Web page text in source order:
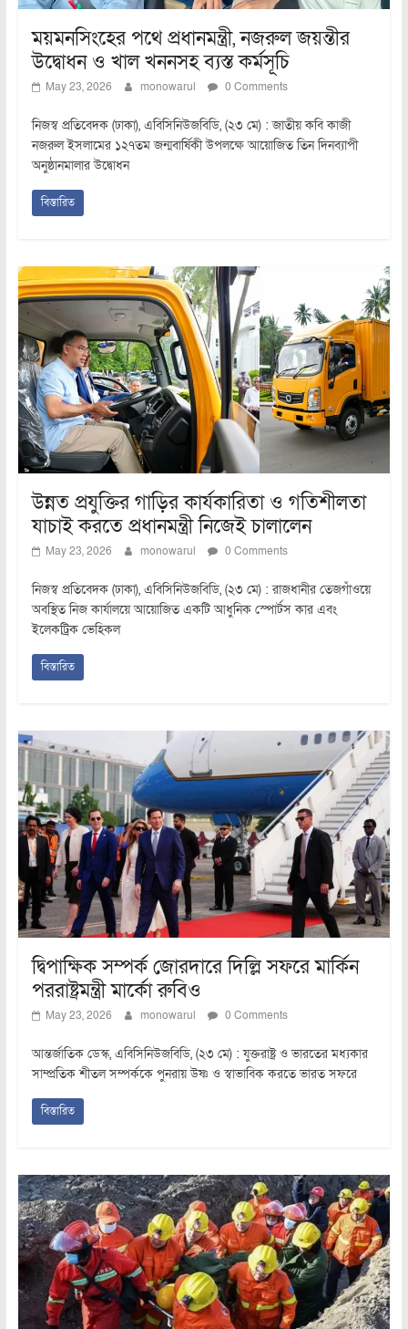
ময়মনসিংহের পথে প্রধানমন্ত্রী, নজরুল জয়ন্তীর
উদ্বোধন ও খাল খননসহ ব্যস্ত কর্মসূচি
May 23, 2026 monowarul 0 Comments
নিজস্ব প্রতিবেদক (ঢাকা), এবিসিনিউজবিডি, (২৩ মে) : জাতীয় কবি কাজী
নজরুল ইসলামের ১২৭তম জন্মবার্ষিকী উপলক্ষে আয়োজিত তিন দিনব্যাপী
অনুষ্ঠানমালার উদ্বোধন
বিস্তারিত
উন্নত প্রযুক্তির গাড়ির কার্যকারিতা ও গতিশীলতা
যাচাই করতে প্রধানমন্ত্রী নিজেই চালালেন
May 23, 2026 monowarul 0 Comments
নিজস্ব প্রতিবেদক (ঢাকা), এবিসিনিউজবিডি, (২৩ মে) : রাজধানীর তেজগাঁওয়ে
অবস্থিত নিজ কার্যালয়ে আয়োজিত একটি আধুনিক স্পোর্টস কার এবং
ইলেকট্রিক ভেহিকল
বিস্তারিত
দ্বিপাক্ষিক সম্পর্ক জোরদারে দিল্লি সফরে মার্কিন
পররাষ্ট্রমন্ত্রী মার্কো রুবিও
May 23, 2026 monowarul 0 Comments
আন্তর্জাতিক ডেস্ক, এবিসিনিউজবিডি, (২৩ মে) : যুক্তরাষ্ট্র ও ভারতের মধ্যকার
সাম্প্রতিক শীতল সম্পর্ককে পুনরায় উষ্ণ ও স্বাভাবিক করতে ভারত সফরে
বিস্তারিত